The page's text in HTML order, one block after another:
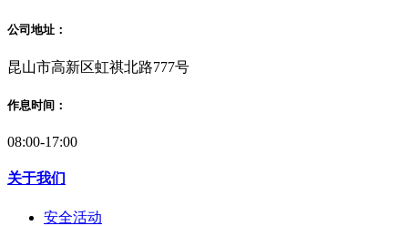
公司地址：
昆山市高新区虹祺北路777号
作息时间：
08:00-17:00
关于我们
安全活动